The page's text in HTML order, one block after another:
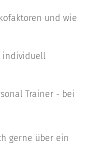
und wie
individuell
Trainer - bei
gerne über ein